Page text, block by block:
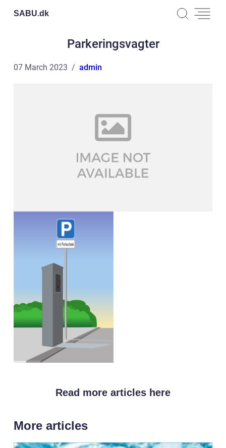
SABU.dk
Parkeringsvagter
07 March 2023 admin
Read more articles here
More articles